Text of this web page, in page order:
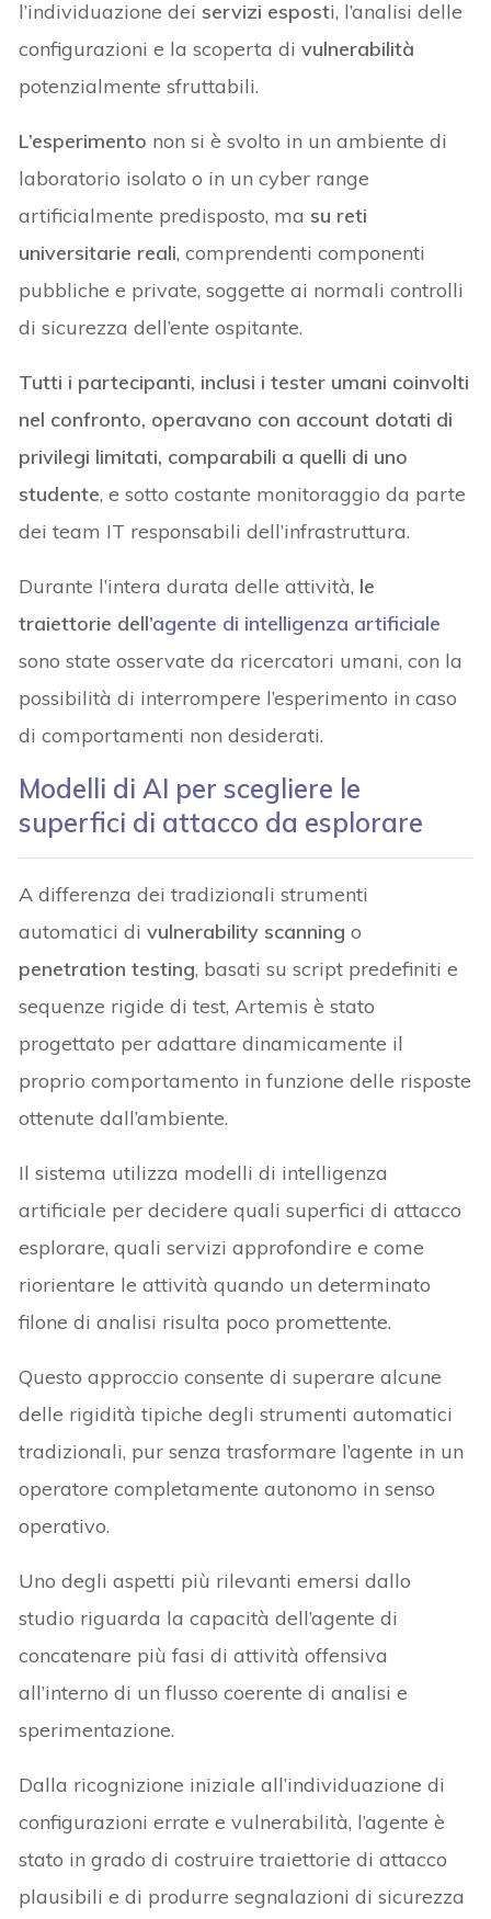
l’individuazione dei servizi esposti, l’analisi delle
configurazioni e la scoperta divulnerabilità
potenzialmente sfruttabili.
L’esperimento non si è svolto in un ambiente di
laboratorio isolato o in un cyber range
artificialmente predisposto, ma su reti
universitarie reali, comprendenti componenti
pubbliche e private, soggette ai normali controlli
di sicurezza dell’ente ospitante.
Tutti i partecipanti, inclusi i tester umani coinvolti
nel confronto, operavano con account dotati di
privilegi limitati, comparabili a quelli di uno
studente, e sotto costante monitoraggio da parte
dei team IT responsabili dell’infrastruttura.
Durante l’intera durata delle attività, le
traiettorie dell’agente di intelligenza artificiale
sono state osservate da ricercatori umani, con la
possibilità di interrompere l’esperimento in caso
di comportamenti non desiderati.
Modelli di AI per scegliere le
superfici di attacco da esplorare
A differenza dei tradizionali strumenti
automatici divulnerability scanning o
penetration testing, basati su script predefiniti e
sequenze rigide di test, Artemis è stato
progettato per adattare dinamicamente il
proprio comportamento in funzione delle risposte
ottenute dall’ambiente.
Il sistema utilizza modelli di intelligenza
artificiale per decidere quali superfici di attacco
esplorare, quali servizi approfondire e come
riorientare le attività quando un determinato
filone di analisi risulta poco promettente.
Questo approccio consente di superare alcune
delle rigidità tipiche degli strumenti automatici
tradizionali, pur senza trasformare l’agente in un
operatore completamente autonomo in senso
operativo.
Uno degli aspetti più rilevanti emersi dallo
studio riguarda la capacità dell’agente di
concatenare più fasi di attività offensiva
all’interno di un flusso coerente di analisi e
sperimentazione.
Dalla ricognizione iniziale all’individuazione di
configurazioni errate e vulnerabilità, l’agente è
stato in grado di costruire traiettorie di attacco
plausibili e di produrre segnalazioni di sicurezza